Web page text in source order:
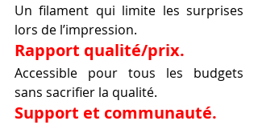
Un filament qui limite les surprises
lors de l’impression.
Rapport qualité/prix.
Accessible pour tous les budgets
sans sacrifier la qualité.
Support et communauté.